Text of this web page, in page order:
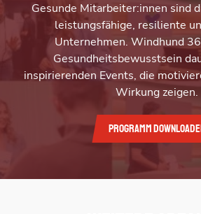
Gesunde Mitarbeiter:innen sind
leistungsfähige, resiliente
Unternehmen. Windhund
Gesundheitsbewusstsein
inspirierenden Events, die
Wirkung zeigen.
Programm